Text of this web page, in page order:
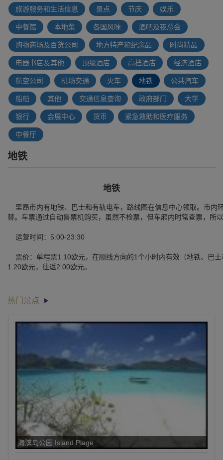
旅游服务和生活信息 景点 节庆 娱乐
中餐馆 本地菜 各国风味 酒吧及夜总会
购物商场及百货公司 地方特产和纪念品 时尚精品
电器书店及其他 顶级酒店 高档酒店 经济酒店
航空公司 机场交通 火车 地铁 公共汽车
船舶 其他 交通信息查询 政府部门 大学
银行 会展中心 货币 紧急救助和医疗服务
中餐厅
地铁
地铁
里昂市内有地铁、巴士和有轨电车，路线图在信息中心领取。市内
替。车票通过自动售票机购买，虽然不检票，但车厢内时常查票，所
运营时间：5:00-23:30
票价：单程票1.10欧元，在顺线方向的1个小时内有效（地铁、巴
1.20欧元，往返2.00欧元。
热门景点
海滨岛公园 Island Plage